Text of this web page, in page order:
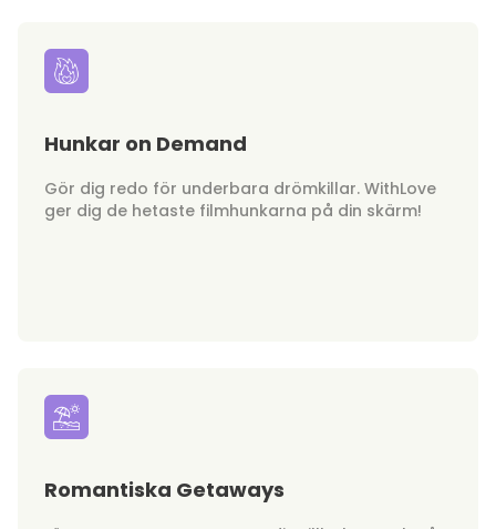
Hunkar on Demand
Gör dig redo för underbara drömkillar. WithLove
ger dig de hetaste filmhunkarna på din skärm!
Romantiska Getaways